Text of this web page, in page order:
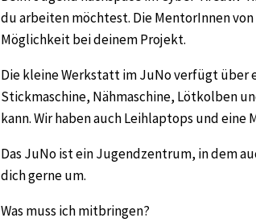
du arbeiten möchtest. Die MentorInnen
Möglichkeit bei deinem Projekt.
Die kleine Werkstatt im JuNo verfügt über
Stickmaschine, Nähmaschine, Lötkolben
kann. Wir haben auch Leihlaptops und eine
Das JuNo ist ein Jugendzentrum, in dem
dich gerne um.
Was muss ich mitbringen?